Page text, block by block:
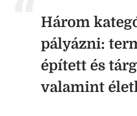
Három
pályázni:
épített és
valamint